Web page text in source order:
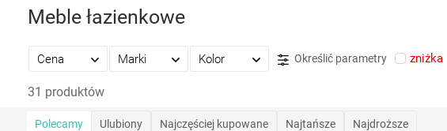
Meble łazienkowe
Cena Marki Kolor Określić parametry zniżka
31 produktów
Polecamy Ulubiony Najczęściej kupowane Najtańsze Najdroższe